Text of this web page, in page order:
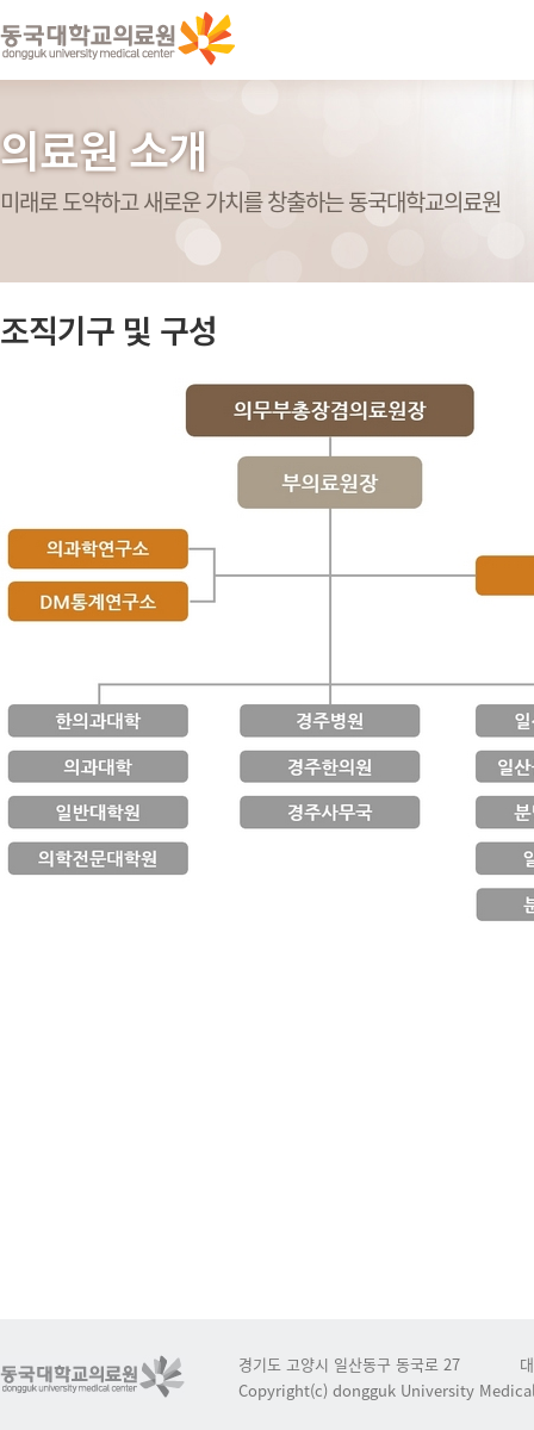
의료원 소개
미래로 도약하고 새로운 가치를 창출하는 동국대학교의료원
조직기구 및 구성
경기도 고양시 일산동구 동국로 27
Copyright(c) dongguk University